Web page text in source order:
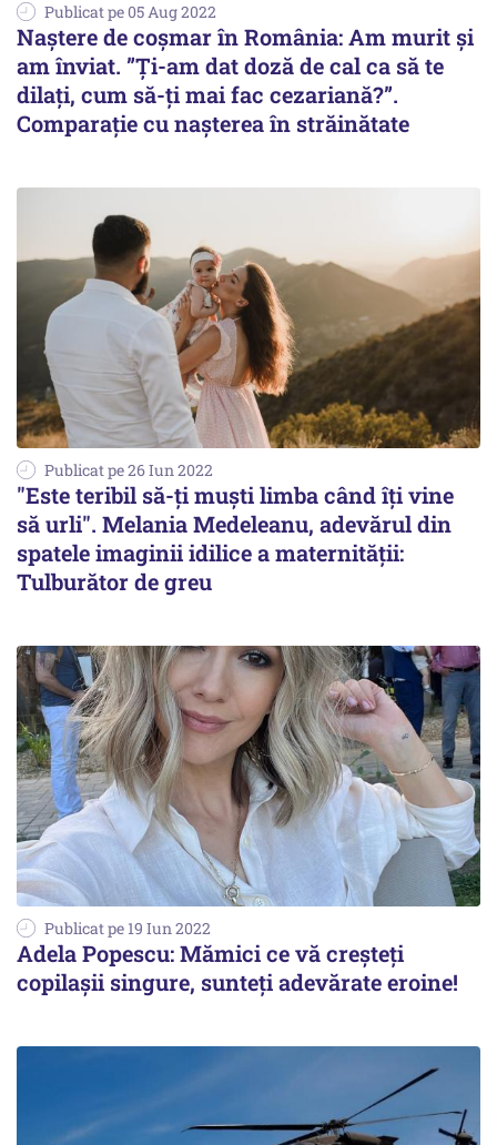
Publicat pe 05 Aug 2022
Naștere de coșmar în România: Am murit și
am înviat. ”Ți-am dat doză de cal ca să te
dilați, cum să-ți mai fac cezariană?”.
Comparație cu nașterea în străinătate
Publicat pe 26 Iun 2022
"Este teribil să-ţi muşti limba când îţi vine
să urli". Melania Medeleanu, adevărul din
spatele imaginii idilice a maternității:
Tulburător de greu
Publicat pe 19 Iun 2022
Adela Popescu: Mămici ce vă creşteţi
copilaşii singure, sunteţi adevărate eroine!